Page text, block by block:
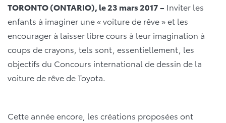
TORONTO (ONTARIO), le 23 mars 2017 – Inviter les
enfants à imaginer une « voiture de rêve » et les
encourager à laisser libre cours à leur imagination à
coups de crayons, tels sont, essentiellement, les
objectifs du Concours international de dessin de la
voiture de rêve de Toyota.
Cette année encore, les créations proposées ont